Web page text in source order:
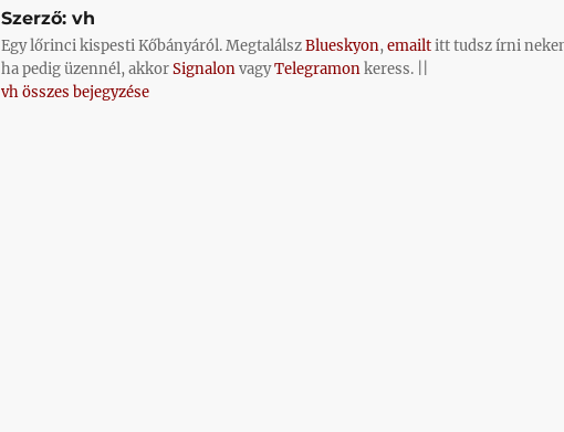
Szerző:vh
Egy lőrinci kispesti Kőbányáról. MegtalálszBlueskyon,emailtitt tudsz írni
ha pedig üzennél, akkorSignalonvagyTelegramonkeress. ||
vh összes bejegyzése